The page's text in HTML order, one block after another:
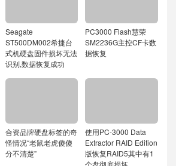
Seagate
ST500DM002希捷台
式机硬盘固件损坏无法
识别,数据恢复成功
PC3000 Flash慧荣
SM2236G主控CF卡数
据恢复
合资品牌硬盘标签的奇
怪情况“老鼠老虎傻傻
分不清楚”
使用PC-3000 Data
Extractor RAID Edition
版恢复RAID5其中有1